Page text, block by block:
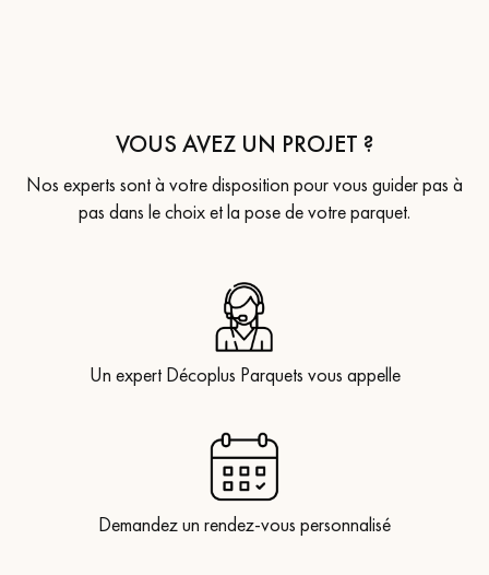
VOUS AVEZ UN PROJET ?
Nos experts sont à votre disposition pour vous guider pas à
pas dans le choix et la pose de votre parquet.
Un expert Décoplus Parquets vous appelle
Demandez un rendez-vous personnalisé